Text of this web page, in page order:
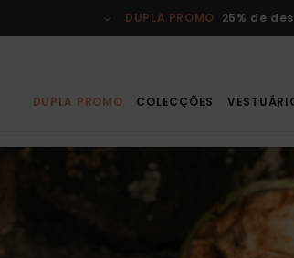
DUPLA PROMO 25% de
DUPLA PROMO COLECÇÕES